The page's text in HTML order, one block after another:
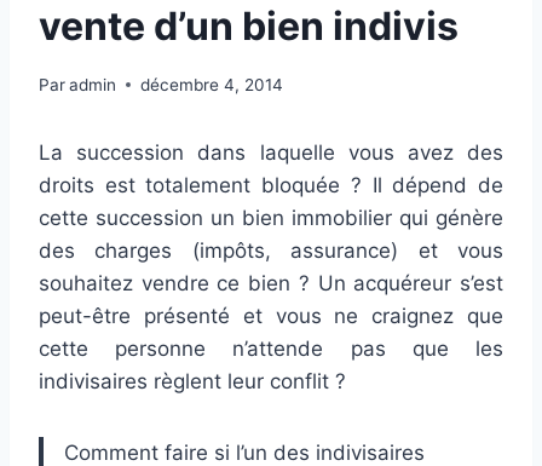
vente d’un bien indivis
Paradmin décembre 4, 2014
La succession dans laquelle vous avez des
droits est totalement bloquée ? Il dépend de
cette succession un bien immobilier qui génère
des charges (impôts, assurance) et vous
souhaitez vendre ce bien ? Un acquéreur s’est
peut-être présenté et vous ne craignez que
cette personne n’attende pas que les
indivisaires règlent leur conflit ?
Comment faire si l’un des indivisaires